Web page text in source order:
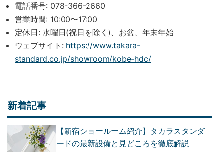
電話番号: 078-366-2660
営業時間: 10:00〜17:00
定休日: 水曜日(祝日を除く)、お盆、年末年始
ウェブサイト: https://www.takara-
standard.co.jp/showroom/kobe-hdc/
新着記事
【新宿ショールーム紹介】タカラスタンダ
ードの最新設備と見どころを徹底解説